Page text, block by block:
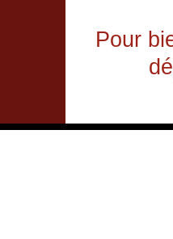
Pour